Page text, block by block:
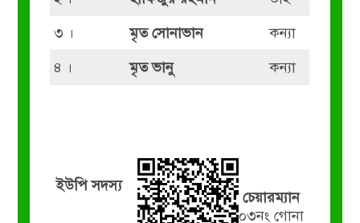
৩ ।
মৃত সোনাভান
কন্যা
৪ ।
মৃত ভানু কন্যা
ইউপি সদস্য
চেয়ারম্যান
০৩নং গোনা